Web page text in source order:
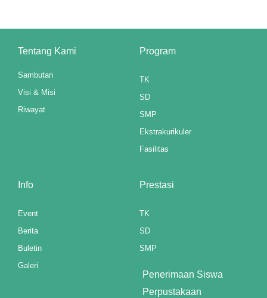
downloader
Tentang Kami
Sambutan
Visi & Misi
Riwayat
Program
TK
SD
SMP
Ekstrakurikuler
Fasilitas
Info
Event
Berita
Buletin
Galeri
Prestasi
TK
SD
SMP
Penerimaan Siswa
Perpustakaan